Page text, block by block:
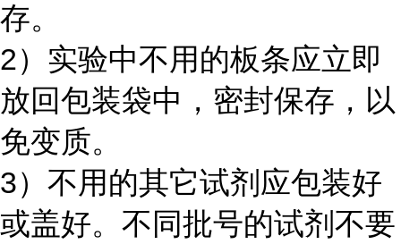
存。
2）实验中不用的板条应立即
放回包装袋中，密封保存，以
免变质。
3）不用的其它试剂应包装好
或盖好。不同批号的试剂不要